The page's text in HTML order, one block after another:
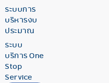
ระบบการ
บริหารงบ
ประมาณ
ระบบ
บริการ One
Stop
Service